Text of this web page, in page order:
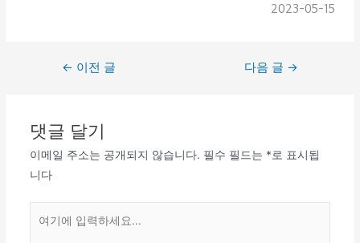
2023-05-15
← 이전 글 다음 글 →
댓글 달기
이메일 주소는 공개되지 않습니다. 필수 필드는 *로 표시됩
니다